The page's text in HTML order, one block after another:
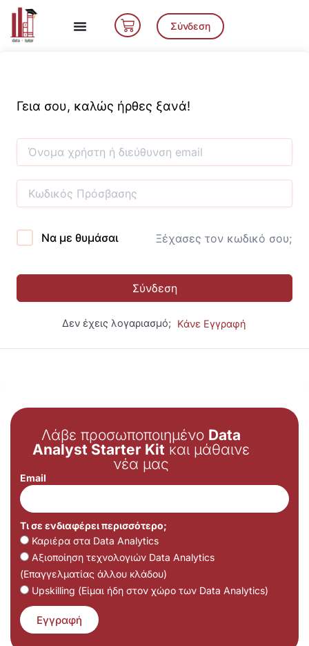
Μετάβαση
περιεχόμενο
Cart Σύνδεση
Γεια σου, καλώς ήρθες ξανά!
Να με θυμάσαι Ξέχασες τον κωδικό σου;
Σύνδεση
Δεν έχεις λογαριασμό; Κάνε Εγγραφή
Λάβε προσωποποιημένο Data
Analyst Starter Kit και μάθαινε
νέα μας
Email
Τι σε ενδιαφέρει περισσότερο;
Καριέρα στα Data Analytics
Αξιοποίηση τεχνολογιών Data Analytics
(Επαγγελματίας άλλου κλάδου)
Upskilling (Είμαι ήδη στον χώρο των Data Analytics)
Εγγραφή